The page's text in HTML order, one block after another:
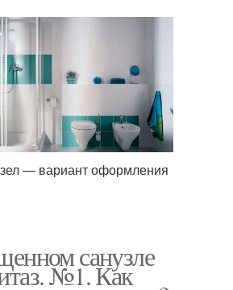
— вариант оформления
санузле
№1. Как